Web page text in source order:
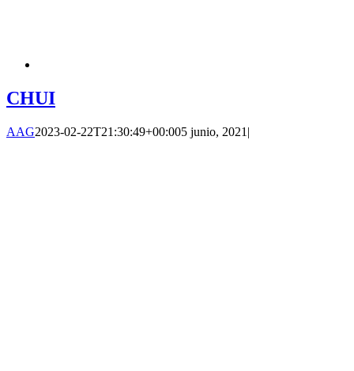
CHUI
AAG2023-02-22T21:30:49+00:005 junio, 2021 |